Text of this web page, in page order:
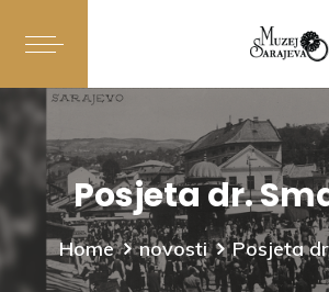
Posjeta dr.
Home novosti Posjeta